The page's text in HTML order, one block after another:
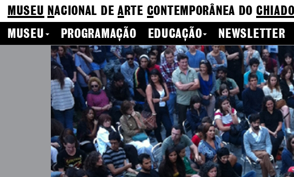
MUSEU NACIONAL DEA RTE CONTEMPORÂNEA DO CHIADO
MUSEU
PROGRAMAÇÃO EDUCAÇÃO NEWSLETTER